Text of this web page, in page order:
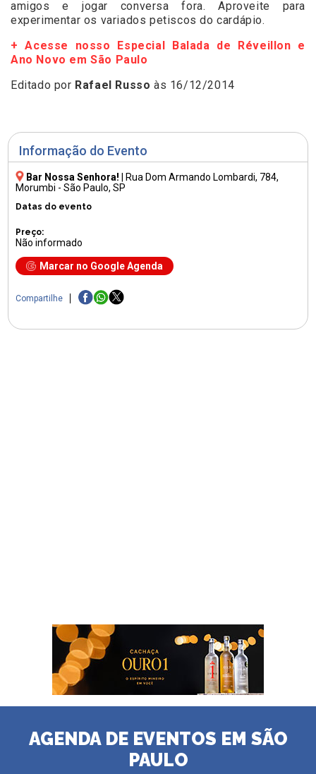
Informação do Evento
Bar Nossa Senhora! |Rua Dom Armando Lombardi, 784
Morumbi - São Paulo, SP
Datas do evento
Preço:
Não informado
Marcar no Google Agenda
Compartilhe
amigos e jogar conversa fora. Aproveite para
experimentar os variados petiscos do cardápio.
+ Acesse nosso Especial Balada de Réveillon e
Ano Novo em São Paulo
Editado por Rafael Russo às 16/12/2014
AGENDA DE EVENTOS EM SÃO
PAULO